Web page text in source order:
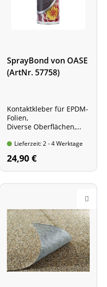
SprayBond von OASE
(ArtNr. 57758)
Kontaktkleber für EPDM-
Folien,
Diverse Oberflächen,
Lieferzeit: 2 - 4 Werktage
24,90 €